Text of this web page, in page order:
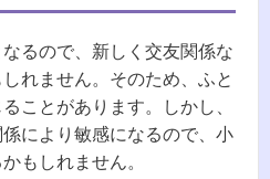
るので、新しく交友関係な
れません。そのため、ふと
ことがあります。しかし、
により敏感になるので、小
もしれません。